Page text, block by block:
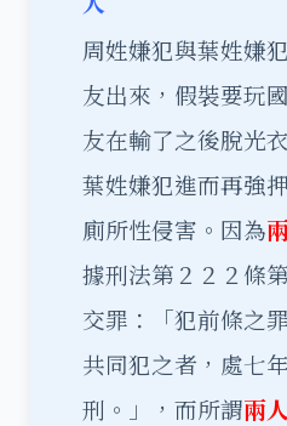
周姓嫌犯與葉姓嫌
友出來，假裝要玩
友在輸了之後脫光
葉姓嫌犯進而再強
廁所性侵害。因為
據刑法第２２２條
交罪：「犯前條之
共同犯之者，處七
刑。」，而所謂兩